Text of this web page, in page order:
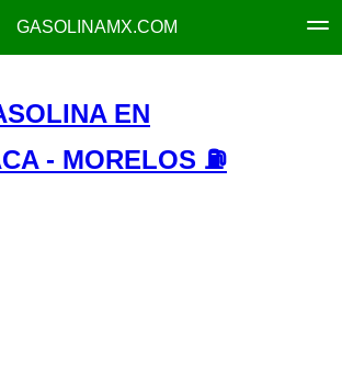
GASOLINAMX.COM
EN
- MORELOS ⛽